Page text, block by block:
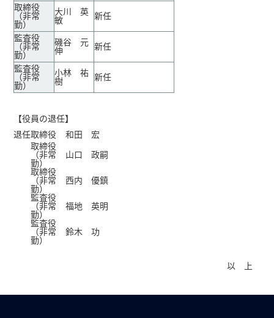
取締役
（非常
勤）
大川 英
敏
新任
監査役
（非常
勤）
磯谷 元
伸
新任
監査役
（非常
勤）
小林 祐
樹 新任
【役員の退任】
退任取締役
和田 宏
取締役
（非常
勤）
山口 政嗣
取締役
（非常
勤）
西内 優鎮
監査役
（非常
勤）
福地 英明
監査役
（非常
勤）
鈴木 功
以 上